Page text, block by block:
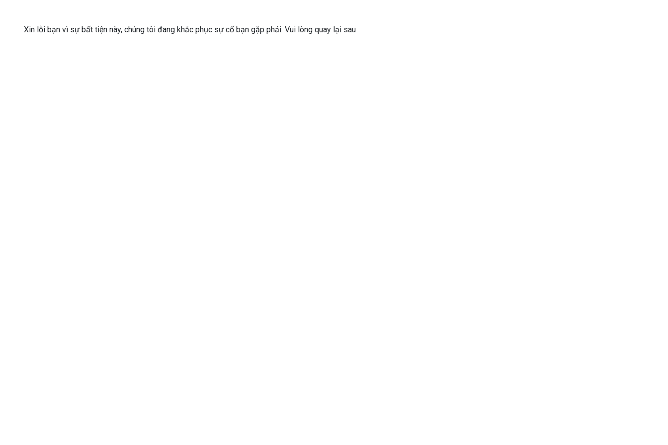
Xin lỗi bạn vì sự bất tiện này, chúng tôi đang khắc phục sự cố bạn gặp phải. Vui lòng quay lại sau